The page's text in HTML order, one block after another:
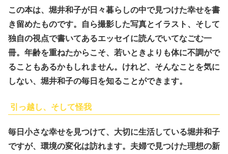
この本は、堀井和子が日々暮らしの中で見つけた幸せを書
き留めたものです。自ら撮影した写真とイラスト、そして
独自の視点で書いてあるエッセイに読んでいてなごむ一
冊。年齢を重ねたからこそ、若いときよりも体に不調がで
ることもあるかもしれません。けれど、そんなことを気に
しない、堀井和子の毎日を知ることができます。
引っ越し、そして怪我
毎日小さな幸せを見つけて、大切に生活している堀井和子
ですが、環境の変化は訪れます。夫婦で見つけた理想の新